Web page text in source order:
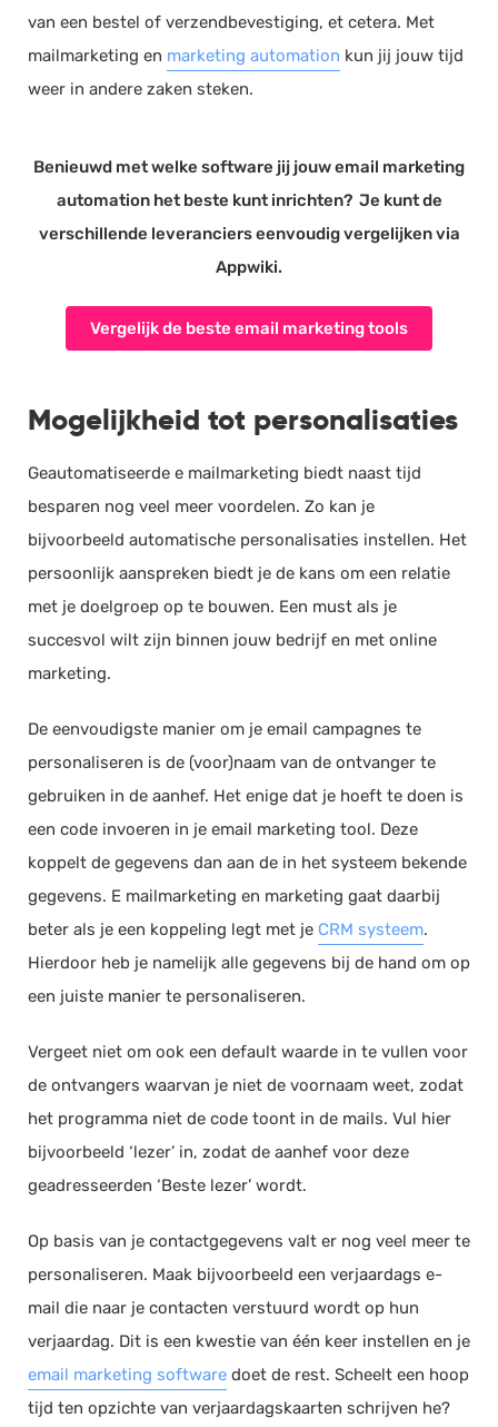
van een bestel of verzendbevestiging, et cetera. Met
mailmarketing en marketing automation kun jij jouw tijd
weer in andere zaken steken.
Benieuwd met welke software jij jouw email marketing
automation het beste kunt inrichten? Je kunt de
verschillende leveranciers eenvoudig vergelijken via
Appwiki.
Vergelijk de beste email marketing tools
Mogelijkheid tot personalisaties
Geautomatiseerde e mailmarketing biedt naast tijd
besparen nog veel meer voordelen. Zo kan je
bijvoorbeeld automatische personalisaties instellen. Het
persoonlijk aanspreken biedt je de kans om een relatie
met je doelgroep op te bouwen. Een must als je
succesvol wilt zijn binnen jouw bedrijf en met online
marketing.
De eenvoudigste manier om je email campagnes te
personaliseren is de (voor)naam van de ontvanger te
gebruiken in de aanhef. Het enige dat je hoeft te doen is
een code invoeren in je email marketing tool. Deze
koppelt de gegevens dan aan de in het systeem bekende
gegevens. E mailmarketing en marketing gaat daarbij
beter als je een koppeling legt met je CRM systeem.
Hierdoor heb je namelijk alle gegevens bij de hand om op
een juiste manier te personaliseren.
Vergeet niet om ook een default waarde in te vullen voor
de ontvangers waarvan je niet de voornaam weet, zodat
het programma niet de code toont in de mails. Vul hier
bijvoorbeeld ‘lezer’ in, zodat de aanhef voor deze
geadresseerden ‘Beste lezer’ wordt.
Op basis van je contactgegevens valt er nog veel meer te
personaliseren. Maak bijvoorbeeld een verjaardags e-
mail die naar je contacten verstuurd wordt op hun
verjaardag. Dit is een kwestie van één keer instellen en je
email marketing software doet de rest. Scheelt een hoop
tijd ten opzichte van verjaardagskaarten schrijven he?